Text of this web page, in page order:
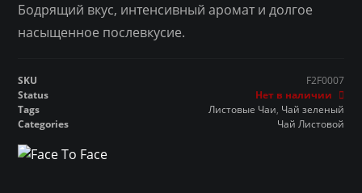
Бодрящий вкус, интенсивный аромат и долгое
насыщенное послевкусие.
SKU
F2F0007
Status
Нет в наличии
Tags
Листовые Чаи, Чай зеленый
Categories
Чай Листовой